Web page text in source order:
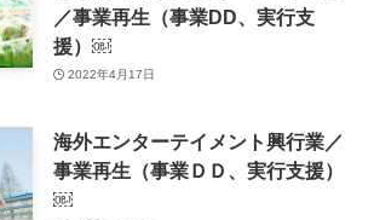
／事業再生（事業DD、実行支
援）￼
2022年4月17日
海外エンターテイメント興行業／
事業再生（事業ＤＤ、実行支援）
￼